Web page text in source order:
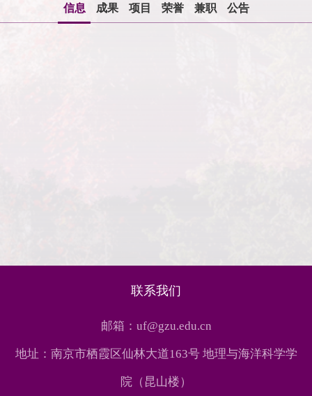
信息
成果
项目
荣誉
兼职
公告
联系我们
邮箱：uf@gzu.edu.cn
地址：南京市栖霞区仙林大道163号 地理与海洋科学学
院（昆山楼）